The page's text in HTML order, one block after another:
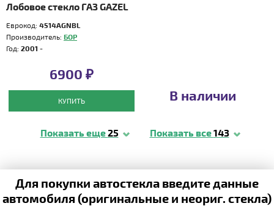
Лобовое стекло ГАЗ GAZEL
Еврокод: 4514AGNBL
Производитель: БОР
Год: 2001 -
6900 ₽
КУПИТЬ В наличии
Показать еще25 Показать все143
Для покупки автостекла введите данные
автомобиля (оригинальные и неориг. стекла)